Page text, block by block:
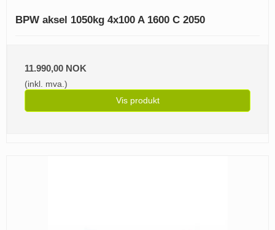
BPW aksel 1050kg 4x100 A 1600 C 2050
11.990,00 NOK
(inkl. mva.)
Vis produkt